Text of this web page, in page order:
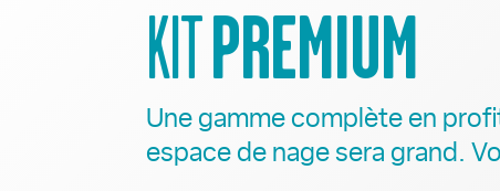
KITPREMIUM
Une gamme complète en
espace de nage sera grand.